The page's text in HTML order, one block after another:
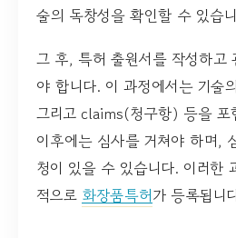
술의 독창성을 확인할 수 있습
그 후, 특허 출원서를 작성하고
야 합니다. 이 과정에서는 기술
그리고 claims(청구항) 등을 포
이후에는 심사를 거쳐야 하며,
청이 있을 수 있습니다. 이러한
적으로 화장품특허가 등록됩니